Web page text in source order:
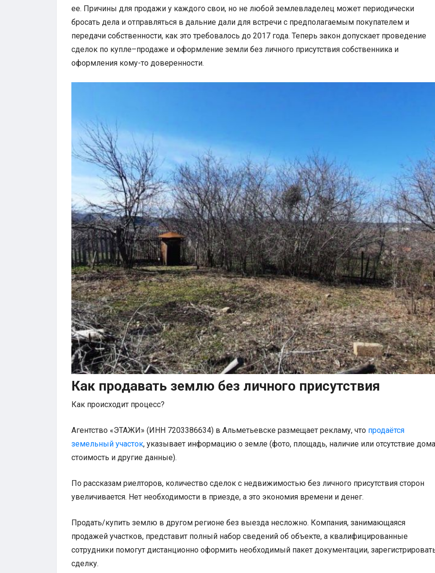
ее. Причины для продажи у каждого свои, но не любой землевладелец может периодически
бросать дела и отправляться в дальние дали для встречи с предполагаемым покупателем и
передачи собственности, как это требовалось до 2017 года. Теперь закон допускает проведение
сделок по купле–продаже и оформление земли без личного присутствия собственника и
оформления кому-то доверенности.
Как продавать землю без личного присутствия
Как происходит процесс?
Агентство «ЭТАЖИ» (ИНН 7203386634) в Альметьевске размещает рекламу, что продаётся
земельный участок, указывает информацию о земле (фото, площадь, наличие или отсутствие
стоимость и другие данные).
По рассказам риелторов, количество сделок с недвижимостью без личного присутствия сторон
увеличивается. Нет необходимости в приезде, а это экономия времени и денег.
Продать/купить землю в другом регионе без выезда несложно. Компания, занимающаяся
продажей участков, представит полный набор сведений об объекте, а квалифицированные
сотрудники помогут дистанционно оформить необходимый пакет документации,
сделку.